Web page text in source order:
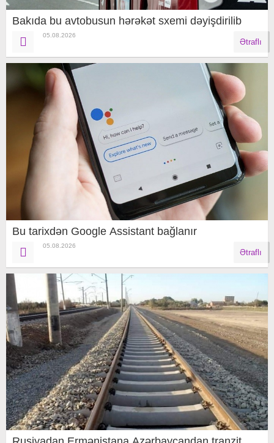
Bakıda bu avtobusun hərəkət sxemi dəyişdirilib
05.08.2026
Ətraflı
Bu tarixdən Google Assistant bağlanır
05.08.2026
Ətraflı